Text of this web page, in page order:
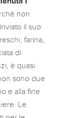
non
il suo
farina,
di
è quasi
sono due
e alla fine
Le